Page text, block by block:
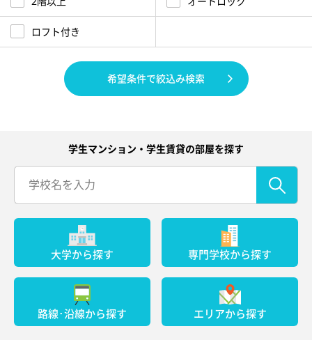
ロフト付き
希望条件で絞込み検索
学生マンション・学生賃貸の部屋を探す
大学から探す 専門学校から探す
路線･沿線から探す エリアから探す